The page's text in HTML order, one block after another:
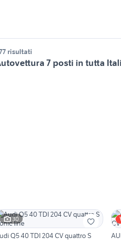
risultati
7 posti in tutta
30
Q5 40 TDI 204 CV quattro S